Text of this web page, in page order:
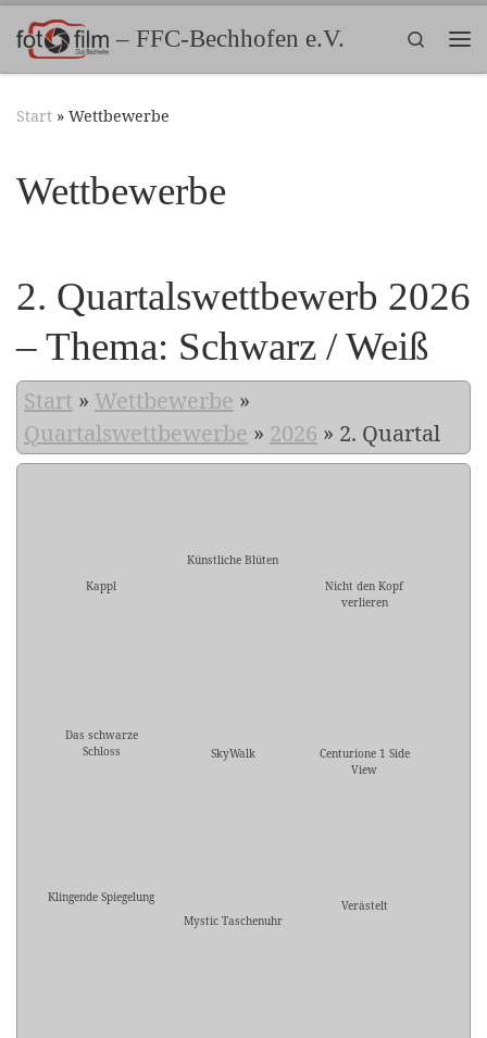
Zum Inhalt springen– FFC-Bechhofen e.V.
Search
Start » Wettbewerbe
Wettbewerbe
2. Quartalswettbewerb 2026
– Thema: Schwarz / Weiß
Start » Wettbewerbe »
Quartalswettbewerbe » 2026 » 2. Quartal
Kappl
Künstliche Blüten
Nicht den Kopf
verlieren
Das schwarze
Schloss
SkyWalk
Centurione 1 Side
View
Klingende Spiegelung
Mystic Taschenuhr
Verästelt